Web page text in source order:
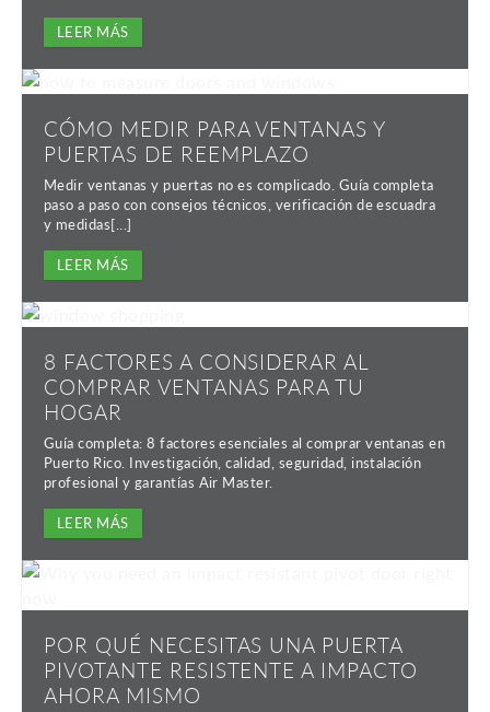
LEER MÁS
CÓMO MEDIR PARA VENTANAS Y
PUERTAS DE REEMPLAZO
Medir ventanas y puertas no es complicado. Guía completa
paso a paso con consejos técnicos, verificación de escuadra
y medidas[...]
LEER MÁS
8 FACTORES A CONSIDERAR AL
COMPRAR VENTANAS PARA TU
HOGAR
Guía completa: 8 factores esenciales al comprar ventanas en
Puerto Rico. Investigación, calidad, seguridad, instalación
profesional y garantías Air Master.
LEER MÁS
POR QUÉ NECESITAS UNA PUERTA
PIVOTANTE RESISTENTE A IMPACTO
AHORA MISMO